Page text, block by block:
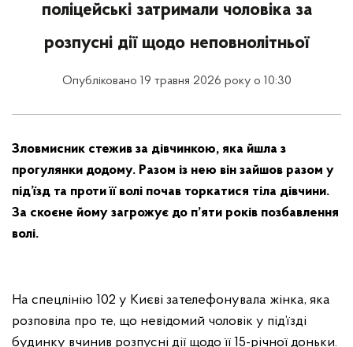
поліцейські затримали чоловіка за
розпусні дії щодо неповнолітньої
Опубліковано 19 травня 2026 року о 10:30
Зловмисник стежив за дівчинкою, яка йшла з
прогулянки додому. Разом із нею він зайшов разом у
під’їзд та проти її волі почав торкатися тіла дівчини.
За скоєне йому загрожує до п’яти років позбавлення
волі.
На спецлінію 102 у Києві зателефонувала жінка, яка
розповіла про те, що невідомий чоловік у під’їзді
будинку вчинив розпусні дії щодо її 15-річної доньки.